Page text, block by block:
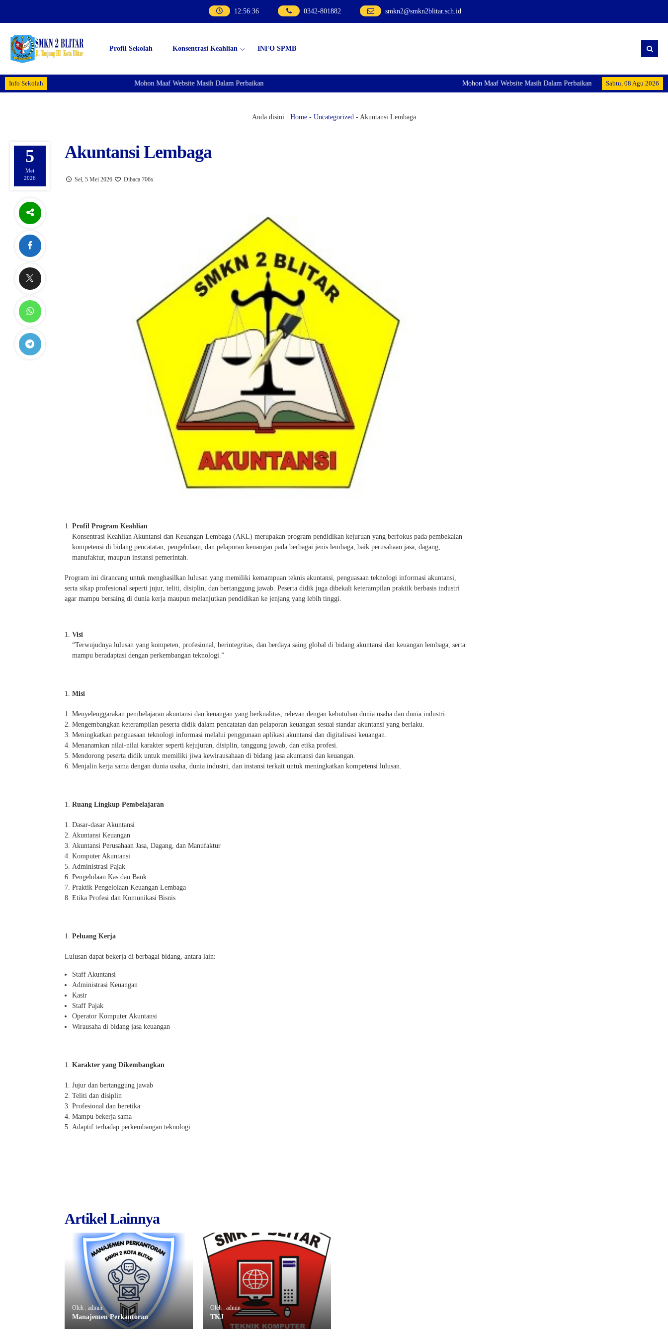
12:56:37 0342-801882 smkn2@smkn2blitar.sch.id
Profil Sekolah Konsentrasi Keahlian INFO SPMB
Info Sekolah Sabtu, 08 Agu 2026
Mohon Maaf Website Masih Dalam Perbaikan
Mohon Maaf Website Masih Dalam Perbaikan
Anda disini : Home - Uncategorized - Akuntansi Lembaga
5
Mei
2026
Akuntansi Lembaga
Sel, 5 Mei 2026 Dibaca 706x
Profil Program Keahlian
Konsentrasi Keahlian Akuntansi dan Keuangan Lembaga (AKL) merupakan program pendidikan kejuruan yang berfokus pada pembekalan
kompetensi di bidang pencatatan, pengelolaan, dan pelaporan keuangan pada berbagai jenis lembaga, baik perusahaan jasa, dagang,
manufaktur, maupun instansi pemerintah.
Program ini dirancang untuk menghasilkan lulusan yang memiliki kemampuan teknis akuntansi, penguasaan teknologi informasi akuntansi,
serta sikap profesional seperti jujur, teliti, disiplin, dan bertanggung jawab. Peserta didik juga dibekali keterampilan praktik berbasis industri
agar mampu bersaing di dunia kerja maupun melanjutkan pendidikan ke jenjang yang lebih tinggi.
Visi
“Terwujudnya lulusan yang kompeten, profesional, berintegritas, dan berdaya saing global di bidang akuntansi dan keuangan lembaga, serta
mampu beradaptasi dengan perkembangan teknologi.”
Misi
Menyelenggarakan pembelajaran akuntansi dan keuangan yang berkualitas, relevan dengan kebutuhan dunia usaha dan dunia industri.
Mengembangkan keterampilan peserta didik dalam pencatatan dan pelaporan keuangan sesuai standar akuntansi yang berlaku.
Meningkatkan penguasaan teknologi informasi melalui penggunaan aplikasi akuntansi dan digitalisasi keuangan.
Menanamkan nilai-nilai karakter seperti kejujuran, disiplin, tanggung jawab, dan etika profesi.
Mendorong peserta didik untuk memiliki jiwa kewirausahaan di bidang jasa akuntansi dan keuangan.
Menjalin kerja sama dengan dunia usaha, dunia industri, dan instansi terkait untuk meningkatkan kompetensi lulusan.
Ruang Lingkup Pembelajaran
Dasar-dasar Akuntansi
Akuntansi Keuangan
Akuntansi Perusahaan Jasa, Dagang, dan Manufaktur
Komputer Akuntansi
Administrasi Pajak
Pengelolaan Kas dan Bank
Praktik Pengelolaan Keuangan Lembaga
Etika Profesi dan Komunikasi Bisnis
Peluang Kerja
Lulusan dapat bekerja di berbagai bidang, antara lain:
Staff Akuntansi
Administrasi Keuangan
Kasir
Staff Pajak
Operator Komputer Akuntansi
Wirausaha di bidang jasa keuangan
Karakter yang Dikembangkan
Jujur dan bertanggung jawab
Teliti dan disiplin
Profesional dan beretika
Mampu bekerja sama
Adaptif terhadap perkembangan teknologi
Artikel Lainnya
Oleh : admin
Manajemen Perkantoran
Oleh : admin
TKJ